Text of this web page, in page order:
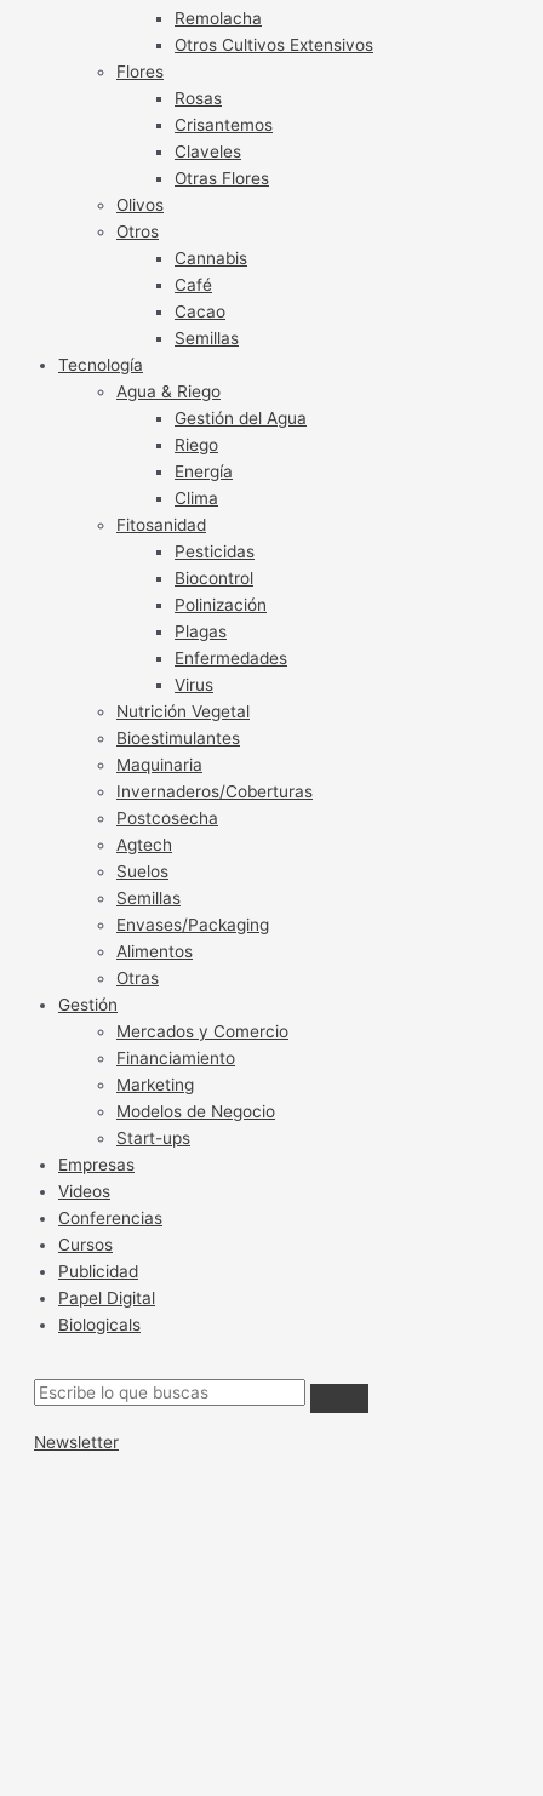
Remolacha
Otros Cultivos Extensivos
Flores
Rosas
Crisantemos
Claveles
Otras Flores
Olivos
Otros
Cannabis
Café
Cacao
Semillas
Tecnología
Agua & Riego
Gestión del Agua
Riego
Energía
Clima
Fitosanidad
Pesticidas
Biocontrol
Polinización
Plagas
Enfermedades
Virus
Nutrición Vegetal
Bioestimulantes
Maquinaria
Invernaderos/Coberturas
Postcosecha
Agtech
Suelos
Semillas
Envases/Packaging
Alimentos
Otras
Gestión
Mercados y Comercio
Financiamiento
Marketing
Modelos de Negocio
Start-ups
Empresas
Videos
Conferencias
Cursos
Publicidad
Papel Digital
Biologicals
Newsletter